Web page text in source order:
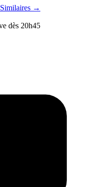
Similaires →